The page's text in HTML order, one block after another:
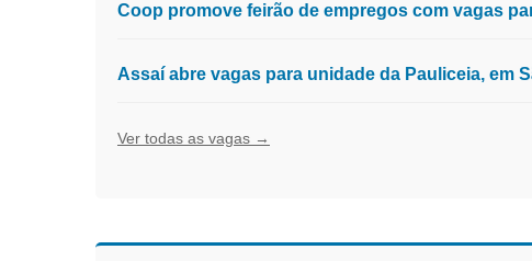
Coop promove feirão de empregos com vagas
Assaí abre vagas para unidade da Pauliceia, em
Ver todas as vagas →